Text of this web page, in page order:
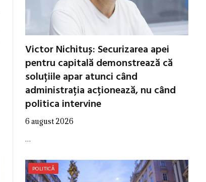
Victor Nichituș: Securizarea apei
pentru capitală demonstrează că
soluțiile apar atunci când
administrația acționează, nu când
politica intervine
6 august 2026
…
POLITICĂ